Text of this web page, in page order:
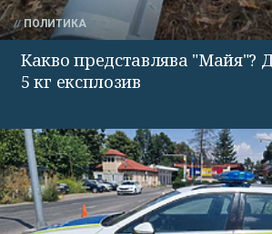
ПОЛИТИКА
Какво представлява "Майя"?
5 кг експлозив